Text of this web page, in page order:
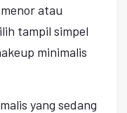
atau
tampil simpel
minimalis
yang sedang